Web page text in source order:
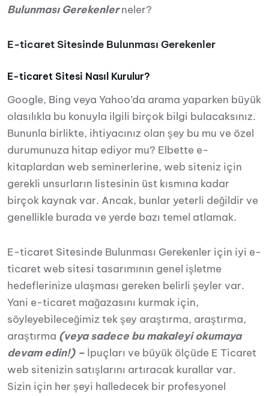
Bulunması Gerekenlerneler?
E-ticaret Sitesinde Bulunması Gerekenler
E-ticaret Sitesi Nasıl Kurulur?
Google, Bing veya Yahoo’da arama yaparken büyük
olasılıkla bu konuyla ilgili birçok bilgi bulacaksınız.
Bununla birlikte, ihtiyacınız olan şey bu mu ve özel
durumunuza hitap ediyor mu? Elbette e-
kitaplardan web seminerlerine, web siteniz için
gerekli unsurların listesinin üst kısmına kadar
birçok kaynak var. Ancak, bunlar yeterli değildir ve
genellikle burada ve yerde bazı temel atlamak.
E-ticaret Sitesinde Bulunması Gerekenler için iyi e-
ticaret web sitesi tasarımının genel işletme
hedeflerinize ulaşması gereken belirli şeyler var.
Yani e-ticaret mağazasını kurmak için,
söyleyebileceğimiz tek şey araştırma, araştırma,
araştırma (veya sadece bu makaleyi okumaya
devam edin!) – İpuçları ve büyük ölçüde E Ticaret
web sitenizin satışlarını artıracak kurallar var.
Sizin için her şeyi halledecek bir profesyonel